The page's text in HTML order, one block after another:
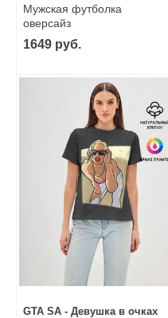
Мужская футболка
оверсайз
1649 руб.
GTA SA - Девушка в очках